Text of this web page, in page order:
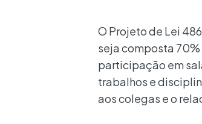
O Projeto de Lei
seja composta
participação em
trabalhos e
aos colegas e o